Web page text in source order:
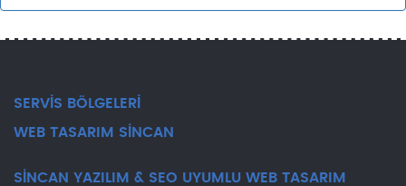
SERVİS BÖLGELERİ
WEB TASARIM SİNCAN
SİNCAN YAZILIM & SEO UYUMLU WEB TASARIM